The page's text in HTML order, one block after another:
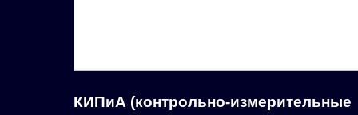
КИПиА (контрольно-измерительные